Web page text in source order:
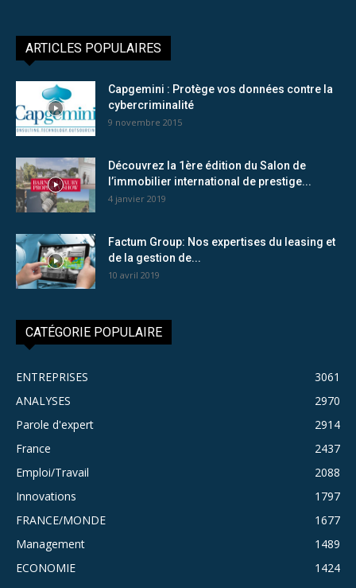
ARTICLES POPULAIRES
Capgemini : Protège vos données contre la
cybercriminalité
9 novembre 2015
Découvrez la 1ère édition du Salon de
l’immobilier international de prestige...
4 janvier 2019
Factum Group: Nos expertises du leasing et
de la gestion de...
10 avril 2019
CATÉGORIE POPULAIRE
ENTREPRISES
3061
ANALYSES
2970
Parole d'expert
2914
France
2437
Emploi/Travail
2088
Innovations
1797
FRANCE/MONDE
1677
Management
1489
ECONOMIE
1424